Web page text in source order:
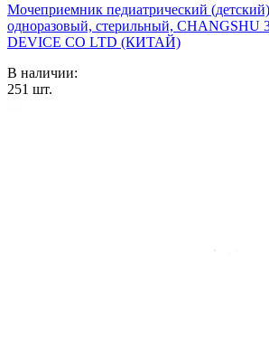
Мочеприемник педиатрический
одноразовый, стерильный, CHANGSHU
DEVICE CO LTD (КИТАЙ)
В наличии:
251 шт.